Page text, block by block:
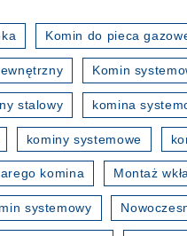
Komin do pieca
Komin
stalowy komina
kominy systemowe
komina Montaż
systemowy